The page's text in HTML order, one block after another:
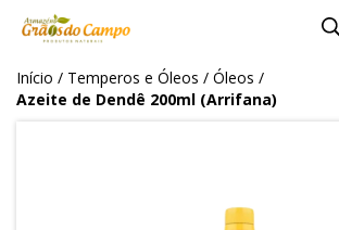
Início / Temperos e Óleos / Óleos /
Azeite de Dendê 200ml (Arrifana)